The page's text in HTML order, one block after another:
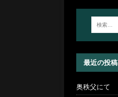
最近の投稿
奥秩父にて